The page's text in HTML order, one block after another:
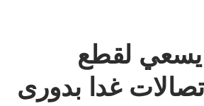
يسعي لقطع
غدا بدورى